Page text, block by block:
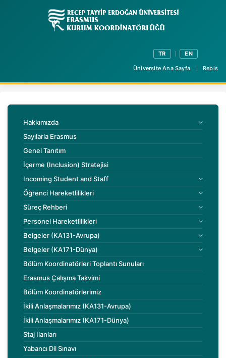
TR EN
Üniversite Ana Sayfa Rebis
Hakkımızda
Sayılarla Erasmus
Genel Tanıtım
İçerme (Inclusion) Stratejisi
Incoming Student and Staff
Öğrenci Hareketlilikleri
Süreç Rehberi
Personel Hareketlilikleri
Belgeler (KA131-Avrupa)
Belgeler (KA171-Dünya)
Bölüm Koordinatörleri Toplantı Sunuları
Erasmus Çalışma Takvimi
Bölüm Koordinatörlerimiz
İkili Anlaşmalarımız (KA131-Avrupa)
İkili Anlaşmalarımız (KA171-Dünya)
Staj İlanları
Yabancı Dil Sınavı